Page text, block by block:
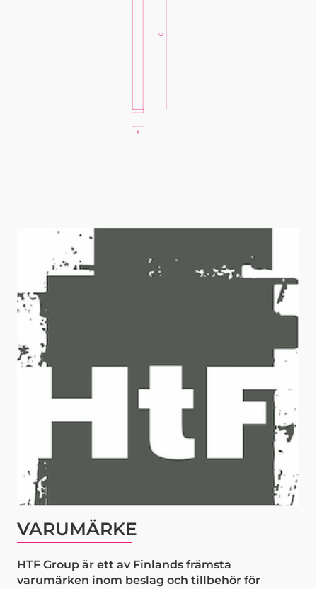
VARUMÄRKE
HTF Group är ett av Finlands främsta
varumärken inom beslag och tillbehör för